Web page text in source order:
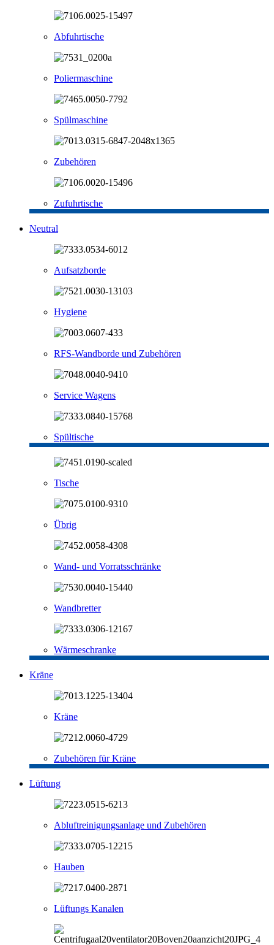
Abfuhrtische
Poliermaschine
Spülmaschine
Zubehören
Zufuhrtische
Neutral
Aufsatzborde
Hygiene
RFS-Wandborde und Zubehören
Service Wagens
Spültische
Tische
Übrig
Wand- und Vorratsschränke
Wandbretter
Wärmeschranke
Kräne
Kräne
Zubehören für Kräne
Lüftung
Abluftreinigungsanlage und Zubehören
Hauben
Lüftungs Kanalen